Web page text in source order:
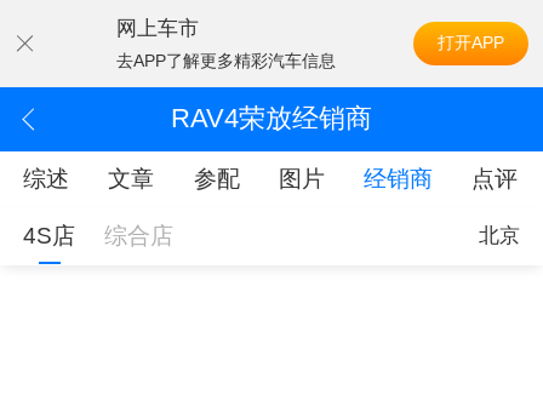
网上车市
去APP了解更多精彩汽车信息
打开APP
RAV4荣放经销商
综述 文章 参配 图片 经销商 点评
4S店 综合店 北京